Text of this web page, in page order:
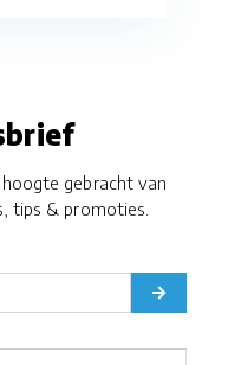
gebracht van
tips & promoties.